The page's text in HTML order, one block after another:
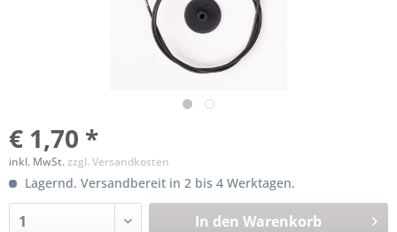
€ 1,70 *
inkl. MwSt.zzgl. Versandkosten
Lagernd. Versandbereit in 2 bis 4 Werktagen.
In den Warenkorb